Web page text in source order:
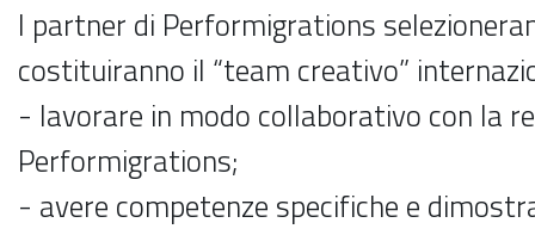
I partner di Performigrations
costituiranno il “team creativo”
- lavorare in modo collaborativo con la
Performigrations;
- avere competenze specifiche e